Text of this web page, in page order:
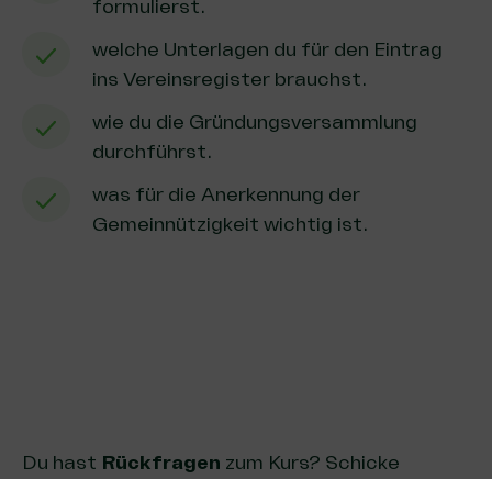
formulierst.
welche Unterlagen du für den Eintrag
ins Vereinsregister brauchst.
wie du die Gründungsversammlung
durchführst.
was für die Anerkennung der
Gemeinnützigkeit wichtig ist.
Du hast Rückfragen zum Kurs? Schicke